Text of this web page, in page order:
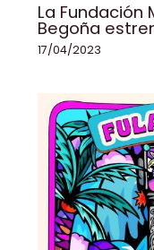
La Fundación
Begoña
17/04/2023